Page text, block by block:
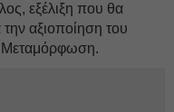
εξέλιξη που θα
αξιοποίηση του
Μεταμόρφωση.